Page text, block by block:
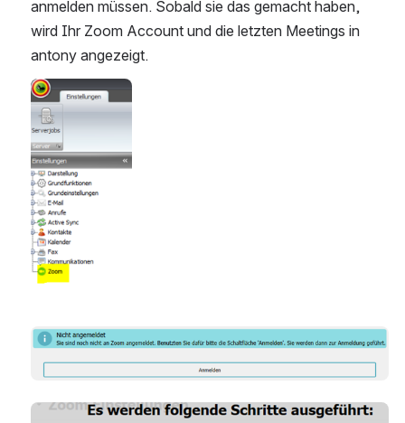
anmelden müssen. Sobald sie das gemacht haben,
wird Ihr Zoom Account und die letzten Meetings in
antony angezeigt.
Open
Open
Open